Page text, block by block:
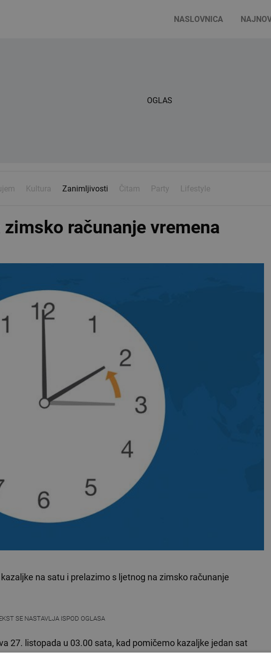
NASLOVNICA
OGLAS
Kultura Zanimljivosti Čitam Party Lifestyle
računanje vremena
na satu i prelazimo s ljetnog na zimsko računanje
SE NASTAVLJA ISPOD OGLASA
27. listopada u 03.00 sata, kad pomičemo kazaljke jedan sat